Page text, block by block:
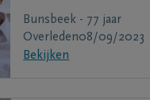
Bunsbeek - 77 jaar
Overleden08/09/2023
Bekijken